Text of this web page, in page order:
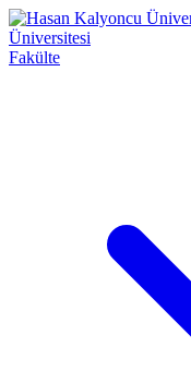
Üniversitesi
Fakülte